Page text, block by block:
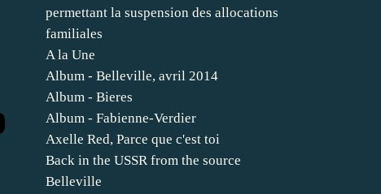
permettant la suspension des allocations
familiales
A la Une
Album - Belleville, avril 2014
Album - Bieres
Album - Fabienne-Verdier
Axelle Red, Parce que c'est toi
Back in the USSR from the source
Belleville